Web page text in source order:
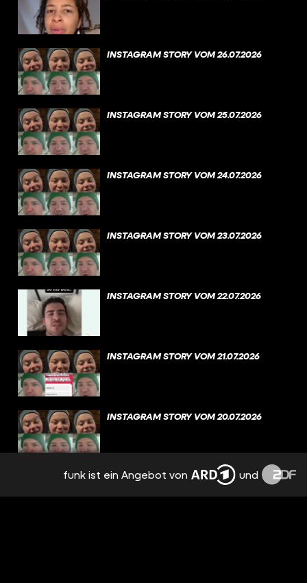
INSTAGRAM STORY VOM 26.07.2026
INSTAGRAM STORY VOM 25.07.2026
INSTAGRAM STORY VOM 24.07.2026
INSTAGRAM STORY VOM 23.07.2026
INSTAGRAM STORY VOM 22.07.2026
INSTAGRAM STORY VOM 21.07.2026
INSTAGRAM STORY VOM 20.07.2026
INSTAGRAM STORY VOM 19.07.2026
funk ist ein Angebot von und